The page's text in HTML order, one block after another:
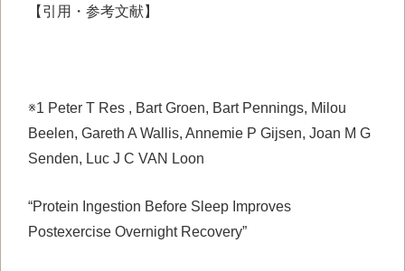
【引用・参考文献】
※1 Peter T Res , Bart Groen, Bart Pennings, Milou
Beelen, Gareth A Wallis, Annemie P Gijsen, Joan M G
Senden, Luc J C VAN Loon
“Protein Ingestion Before Sleep Improves
Postexercise Overnight Recovery”